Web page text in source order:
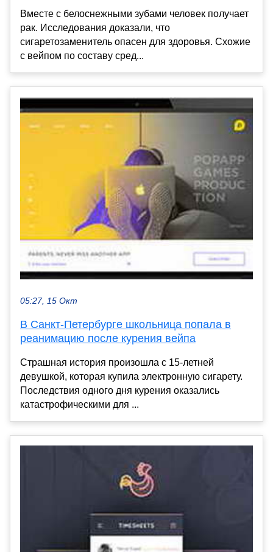
Вместе с белоснежными зубами человек получает
рак. Исследования доказали, что
сигаретозаменитель опасен для здоровья. Схожие
с вейпом по составу сред...
05:27, 15 Окт
В Санкт-Петербурге школьница попала в
реанимацию после курения вейпа
Страшная история произошла с 15-летней
девушкой, которая купила электронную сигарету.
Последствия одного дня курения оказались
катастрофическими для ...